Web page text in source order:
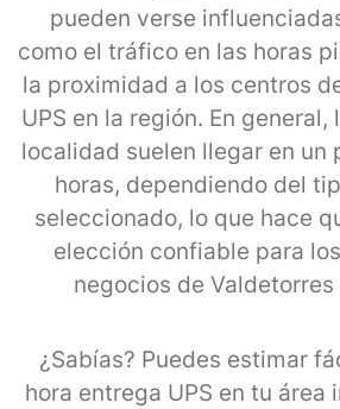
pueden verse
como el tráfico en las horas
la proximidad a los centros
UPS en la región. En general,
localidad suelen llegar en un
horas, dependiendo del
seleccionado, lo que hace
elección confiable para
negocios de Valdetorres
¿Sabías? Puedes estimar
hora entrega UPS en tu área